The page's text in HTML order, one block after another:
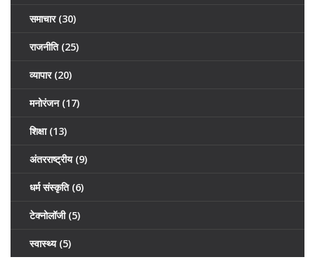
समाचार (30)
राजनीति (25)
व्यापार (20)
मनोरंजन (17)
शिक्षा (13)
अंतरराष्ट्रीय (9)
धर्म संस्कृति (6)
टेक्नोलॉजी (5)
स्वास्थ्य (5)